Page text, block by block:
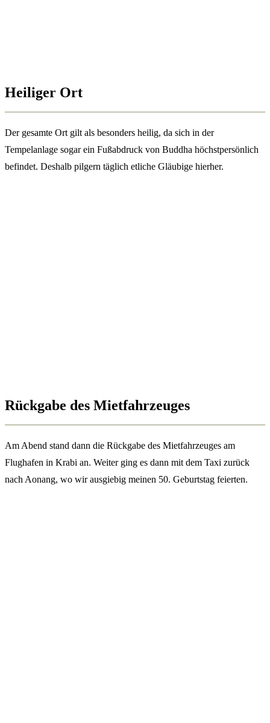
Heiliger Ort
Der gesamte Ort gilt als besonders heilig, da sich in der
Tempelanlage sogar ein Fußabdruck von Buddha höchstpersönlich
befindet. Deshalb pilgern täglich etliche Gläubige hierher.
Rückgabe des Mietfahrzeuges
Am Abend stand dann die Rückgabe des Mietfahrzeuges am
Flughafen in Krabi an. Weiter ging es dann mit dem Taxi zurück
nach Aonang, wo wir ausgiebig meinen 50. Geburtstag feierten.